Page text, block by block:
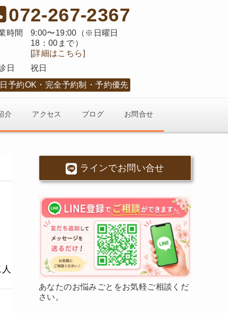
072-267-2367
時間
9:00〜19:00（※日曜日
18：00まで）
[詳細はこちら]
日
祝日
予約OK
完全予約制 予約優先
介 アクセス ブログ お問合せ
ラインでお問い合せ
あなたのお悩みごとをお気軽ご相談くだ
さい。